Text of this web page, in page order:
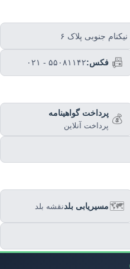
جنوبی پلاک ۶
📠 فکس:۰۲۱ - ۵۵۰۸۱۱۴۲
💰 پرداخت گواهینامه
پرداخت آنلاین
🗺️مسیریابی بلدنقشه بلد